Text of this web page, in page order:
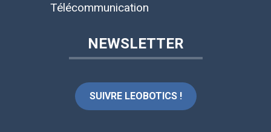
Télécommunication
NEWSLETTER
SUIVRE LEOBOTICS !